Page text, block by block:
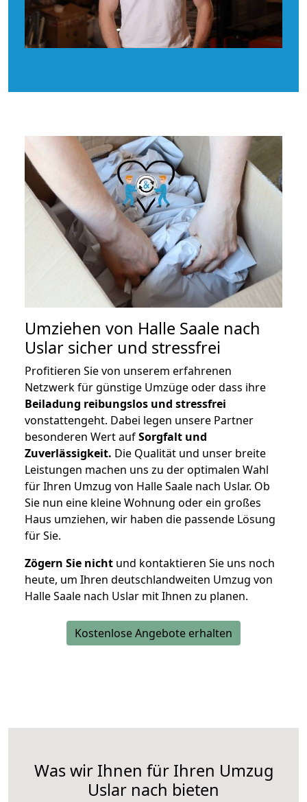
Umziehen von Halle Saale nach
Uslar sicher und stressfrei
Profitieren Sie von unserem erfahrenen
Netzwerk für günstige Umzüge oder dass ihre
Beiladung reibungslos und stressfrei
vonstattengeht. Dabei legen unsere Partner
besonderen Wert aufSorgfalt und
Zuverlässigkeit. Die Qualität und unser breite
Leistungen machen uns zu der optimalen Wahl
für Ihren Umzug von Halle Saale nach Uslar. Ob
Sie nun eine kleine Wohnung oder ein großes
Haus umziehen, wir haben die passende Lösung
für Sie.
Zögern Sie nicht und kontaktieren Sie uns noch
heute, um Ihren deutschlandweiten Umzug von
Halle Saale nach Uslar mit Ihnen zu planen.
Kostenlose Angebote erhalten
Was wir Ihnen für Ihren Umzug
Uslar nach bieten